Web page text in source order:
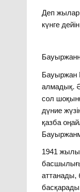
Деп жылар
күнге
Бауыржан
алмадық.
сол
дүние
қазба
1941 жылы
аттанады,